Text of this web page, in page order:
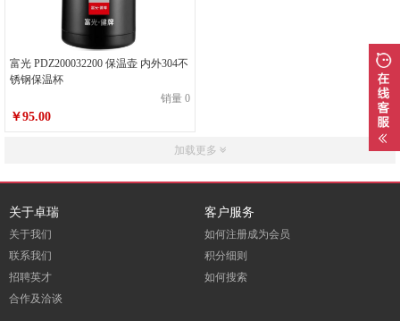
富光 PDZ200032200 保温壶 内外304不
锈钢保温杯
销量 0
￥95.00
加载更多
关于卓瑞
关于我们
联系我们
招聘英才
合作及洽谈
客户服务
如何注册成为会员
积分细则
如何搜索